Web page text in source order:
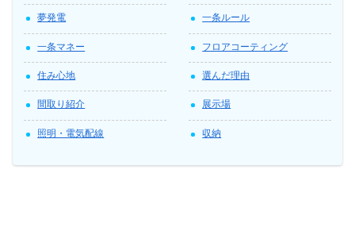
夢発電
一条マネー
住み心地
間取り紹介
照明・電気配線
一条ルール
フロアコーティング
選んだ理由
展示場
収納